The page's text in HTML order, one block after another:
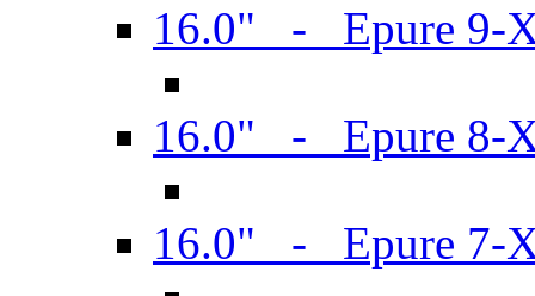
16.0" - Epure 9-
16.0" - Epure 8-
16.0" - Epure 7-